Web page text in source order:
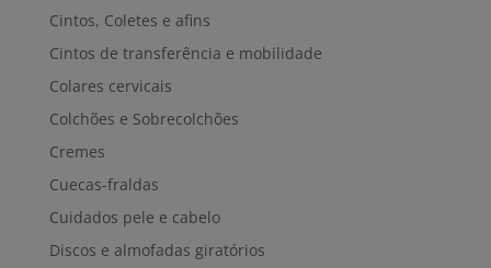
Cintos, Coletes e afins
Cintos de transferência e mobilidade
Colares cervicais
Colchões e Sobrecolchões
Cremes
Cuecas-fraldas
Cuidados pele e cabelo
Discos e almofadas giratórios